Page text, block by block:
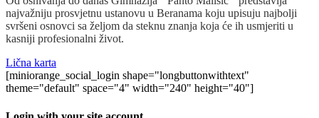
najvažniju prosvjetnu ustanovu u Beranama koju upisuju najbolji
svršeni osnovci sa željom da steknu znanja koja će ih usmjeriti u
kasniji profesionalni život.
Lična karta
[miniorange_social_login shape="longbuttonwithtext"
theme="default" space="4" width="240" height="40"]